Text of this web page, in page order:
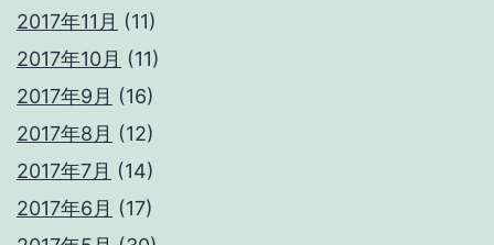
2017年11月 (11)
2017年10月 (11)
2017年9月 (16)
2017年8月 (12)
2017年7月 (14)
2017年6月 (17)